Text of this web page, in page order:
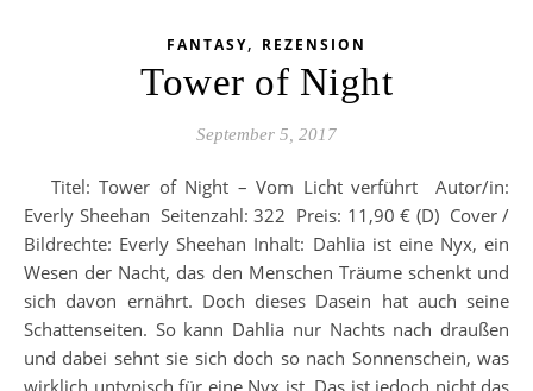
FANTASY, REZENSION
Tower of Night
September 5, 2017
Titel: Tower of Night – Vom Licht verführt Autor/in:
Everly Sheehan Seitenzahl: 322 Preis: 11,90 € (D) Cover /
Bildrechte: Everly Sheehan Inhalt: Dahlia ist eine Nyx, ein
Wesen der Nacht, das den Menschen Träume schenkt und
sich davon ernährt. Doch dieses Dasein hat auch seine
Schattenseiten. So kann Dahlia nur Nachts nach draußen
und dabei sehnt sie sich doch so nach Sonnenschein, was
wirklich untypisch für eine Nyx ist. Das ist jedoch nicht das